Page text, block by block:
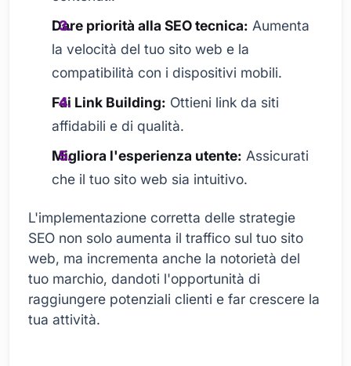
Dare priorità alla SEO tecnica: Aumenta
la velocità del tuo sito web e la
compatibilità con i dispositivi mobili.
Fai Link Building: Ottieni link da siti
affidabili e di qualità.
Migliora l'esperienza utente: Assicurati
che il tuo sito web sia intuitivo.
L'implementazione corretta delle strategie
SEO non solo aumenta il traffico sul tuo sito
web, ma incrementa anche la notorietà del
tuo marchio, dandoti l'opportunità di
raggiungere potenziali clienti e far crescere la
tua attività.